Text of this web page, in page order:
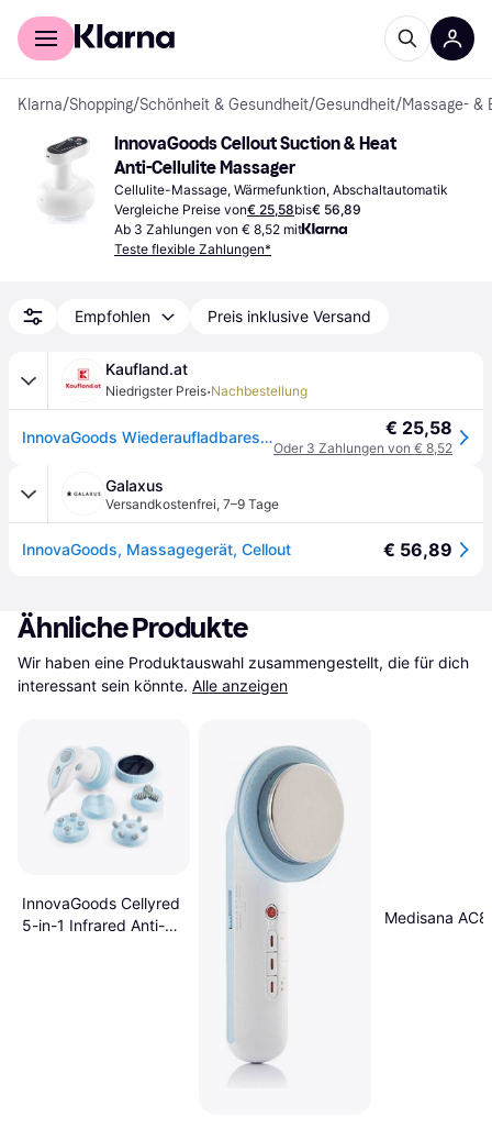
Für Shopper
Klarna/Shopping/Schönheit & Gesundheit/Gesundheit/Massage- &
InnovaGoods Cellout Suction & Heat
Anti-Cellulite Massager
Cellulite-Massage, Wärmefunktion, Abschaltautomatik
Vergleiche Preise von€ 25,58bis€ 56,89
Ab 3 Zahlungen von € 8,52 mit
Teste flexible Zahlungen*
Empfohlen Preis inklusive Versand
Kaufland.at
Niedrigster Preis·Nachbestellung
InnovaGoods Wiederaufladbares Anti-Cellulite Massagegerät mit Saugglocke und Wärmefunktion Cellout Für glatte Haut, Massagegerät zur Hautstraffung € 25,58
Oder 3 Zahlungen von € 8,52
Galaxus
Versandkostenfrei, 7–9 Tage
InnovaGoods, Massagegerät, Cellout € 56,89
Ähnliche Produkte
Wir haben eine Produktauswahl zusammengestellt, die für dich
interessant sein könnte. Alle anzeigen
InnovaGoods Cellyred
5-in-1 Infrared Anti-
Medisana